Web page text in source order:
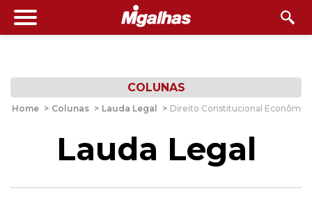
COLUNAS
Home > Colunas > Lauda Legal > Direito Constitucional
Lauda Legal